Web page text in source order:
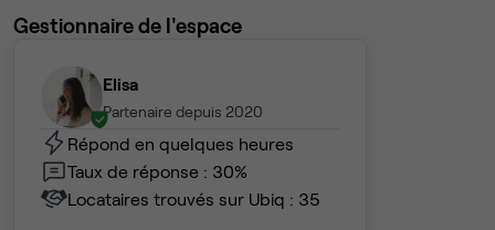
Gestionnaire de l'espace
Elisa
Partenaire depuis 2020
Répond en quelques heures
Taux de réponse : 30%
Locataires trouvés sur Ubiq : 35